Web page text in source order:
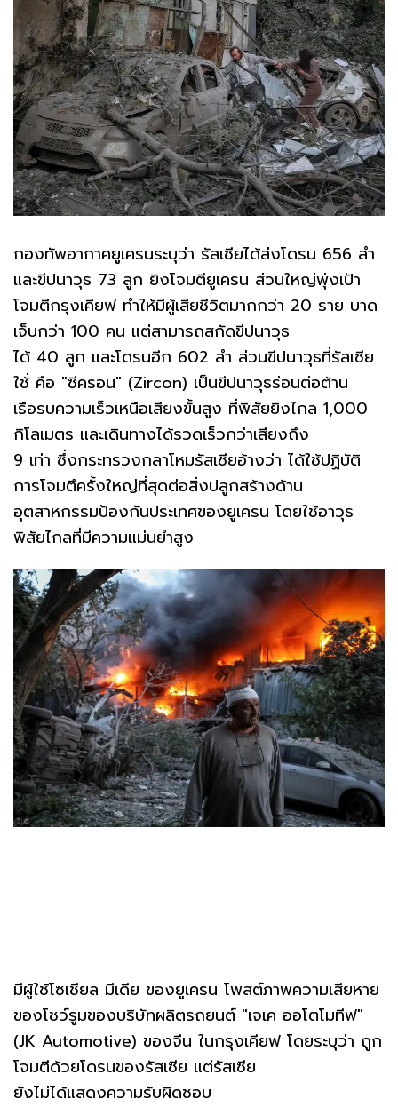
กองทัพอากาศยูเครนระบุว่า รัสเซียได้ส่งโดรน 656 ลำ
และขีปนาวุธ 73 ลูก ยิงโจมตียูเครน ส่วนใหญ่พุ่งเป้า
โจมตีกรุงเคียฟ ทำให้มีผู้เสียชีวิตมากกว่า 20 ราย บาด
เจ็บกว่า 100 คน แต่สามารถสกัดขีปนาวุธ
ได้ 40 ลูก และโดรนอีก 602 ลำ ส่วนขีปนาวุธที่รัสเซีย
ใช้่ คือ "ซีครอน" (Zircon) เป็นขีปนาวุธร่อนต่อต้าน
เรือรบความเร็วเหนือเสียงขั้นสูง ที่พิสัยยิงไกล 1,000
กิโลเมตร และเดินทางได้รวดเร็วกว่าเสียงถึง
9 เท่า ซึ่งกระทรวงกลาโหมรัสเซียอ้างว่า ได้ใช้ปฏิบัติ
การโจมตึครั้งใหญ่ที่สุดต่อสิ่งปลูกสร้างด้าน
อุตสาหกรรมป้องกันประเทศของยูเครน โดยใช้อาวุธ
พิสัยไกลที่มีความแม่นยำสูง
มีผู้ใช้โซเชียล มีเดีย ของยูเครน โพสต์ภาพความเสียหาย
ของโชว์รูมของบริษัทผลิตรถยนต์ "เจเค ออโตโมทีฟ"
(JK Automotive) ของจีน ในกรุงเคียฟ โดยระบุว่า ถูก
โจมตีด้วยโดรนของรัสเซีย แต่รัสเซีย
ยังไม่ได้แสดงความรับผิดชอบ